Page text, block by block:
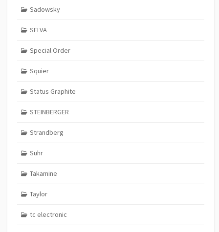
Sadowsky
SELVA
Special Order
Squier
Status Graphite
STEINBERGER
Strandberg
Suhr
Takamine
Taylor
tc electronic